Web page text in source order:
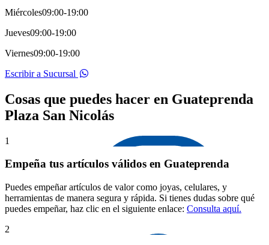
Miércoles09:00-19:00
Jueves09:00-19:00
Viernes09:00-19:00
Escribir a Sucursal
Cosas que puedes hacer en Guateprenda
Plaza San Nicolás
1
Empeña tus artículos válidos en Guateprenda
Puedes empeñar artículos de valor como joyas, celulares, y
herramientas de manera segura y rápida. Si tienes dudas sobre qué
puedes empeñar, haz clic en el siguiente enlace: Consulta aquí.
2